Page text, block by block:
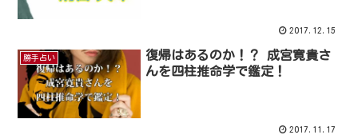
2017.12.15
勝手占い
復帰はあるのか！？ 成宮寛貴さ
んを四柱推命学で鑑定！
2017.11.17